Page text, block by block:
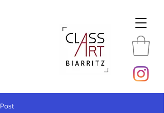
Post